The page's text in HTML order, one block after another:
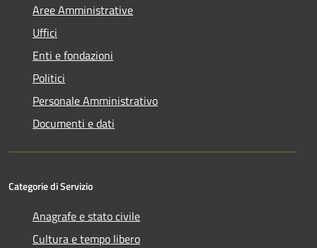
Aree Amministrative
Uffici
Enti e fondazioni
Politici
Personale Amministrativo
Documenti e dati
Categorie di Servizio
Anagrafe e stato civile
Cultura e tempo libero